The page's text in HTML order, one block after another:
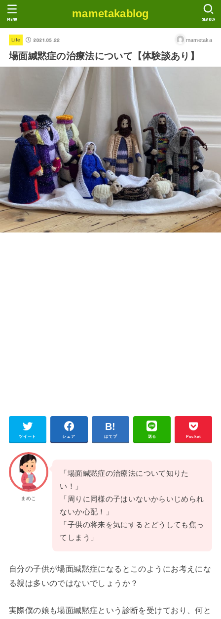
mametakablog SEARCH
MENU
Life 2021.05.22 mametaka
場面緘黙症の治療法について【体験談あり】
ツイート シェア はてブ 送る Pocket
まめこ
「場面緘黙症の治療法について知りた
い！」
「周りに同様の子はいないからいじめられ
ないか心配！」
「子供の将来を気にするとどうしても焦っ
てしまう」
自分の子供が場面緘黙症になるとこのようにお考えにな
る親は多いのではないでしょうか？
実際僕の娘も場面緘黙症という診断を受けており、何と